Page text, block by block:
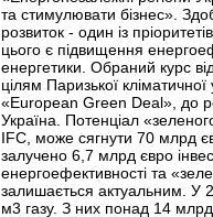
та стимулювати бізнес».
розвиток - один із
цього є підвищення
енергетики. Обраний курс
цілям Паризької
«European Green Deal», до
Україна. Потенціал
IFC, може сягнути 70 млрд
залучено 6,7 млрд євро
енергоефективності та
залишається актуальним. У
м3 газу. З них понад 14